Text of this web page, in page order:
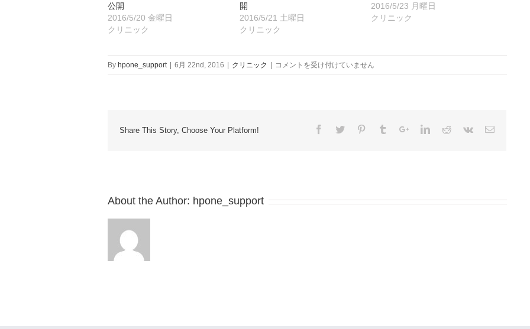
公開
2016/5/20 金曜日
クリニック
開
2016/5/21 土曜日
クリニック
2016/5/23 月曜日
クリニック
By hpone_support 6月 22nd, 2016 クリニック
は
せ
さ
コメントを受け付けていません
Share This Story, Choose Your Platform!
About the Author: hpone_support